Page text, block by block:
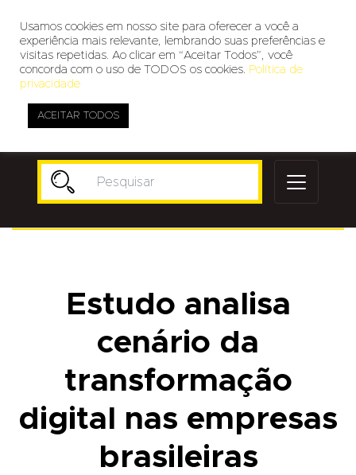
Estudo analisa
cenário da
transformação
digital nas empresas
brasileiras
Usamos cookies em nosso site para oferecer a você a
experiência mais relevante, lembrando suas preferências e
visitas repetidas. Ao clicar em “Aceitar Todos”, você
concorda com o uso de TODOS os cookies. Política de
privacidade
ACEITAR TODOS